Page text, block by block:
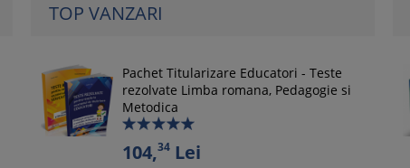
TOP VANZARI
Pachet Titularizare Educatori - Teste
rezolvate Limba romana, Pedagogie si
Metodica
104,34Lei